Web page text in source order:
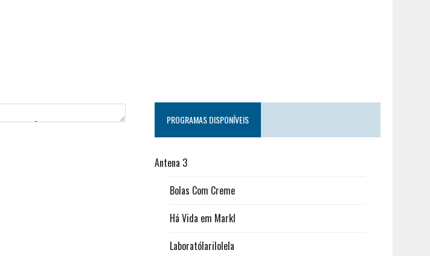
PROGRAMAS DISPONÍVEIS
Antena 3
Bolas Com Creme
Há Vida em Markl
Laboratólarilolela